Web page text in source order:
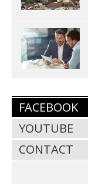
FACEBOOK
YOUTUBE
CONTACT